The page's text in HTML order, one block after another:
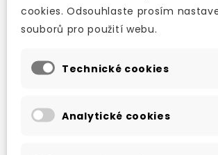
cookies. Odsouhlaste prosím
souborů pro použití webu.
Technické cookies
Analytické cookies